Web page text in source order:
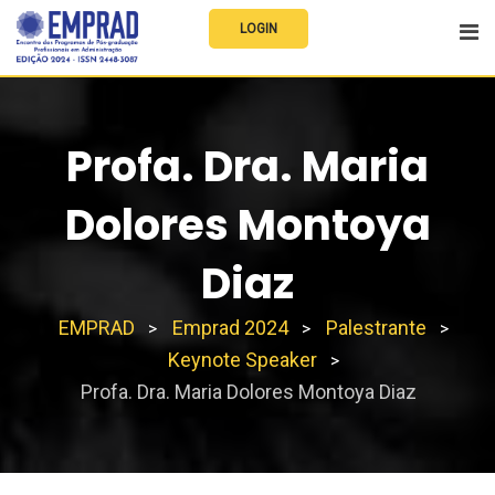
LOGIN
Profa. Dra. Maria
Dolores Montoya
Diaz
EMPRAD > Emprad 2024 > Palestrante >
Keynote Speaker >
Profa. Dra. Maria Dolores Montoya Diaz